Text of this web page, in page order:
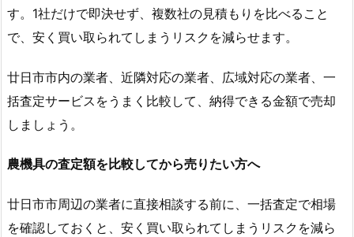
す。1社だけで即決せず、複数社の見積もりを比べること
で、安く買い取られてしまうリスクを減らせます。
廿日市市内の業者、近隣対応の業者、広域対応の業者、一
括査定サービスをうまく比較して、納得できる金額で売却
しましょう。
農機具の査定額を比較してから売りたい方へ
廿日市市周辺の業者に直接相談する前に、一括査定で相場
を確認しておくと、安く買い取られてしまうリスクを減ら